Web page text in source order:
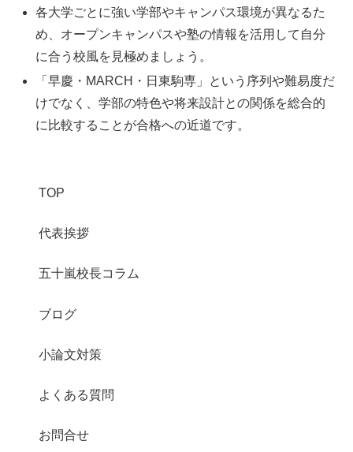
各大学ごとに強い学部やキャンパス環境が異なるた
め、オープンキャンパスや塾の情報を活用して自分
に合う校風を見極めましょう。
「早慶・MARCH・日東駒専」という序列や難易度だ
けでなく、学部の特色や将来設計との関係を総合的
に比較することが合格への近道です。
TOP
代表挨拶
五十嵐校長コラム
ブログ
小論文対策
よくある質問
お問合せ